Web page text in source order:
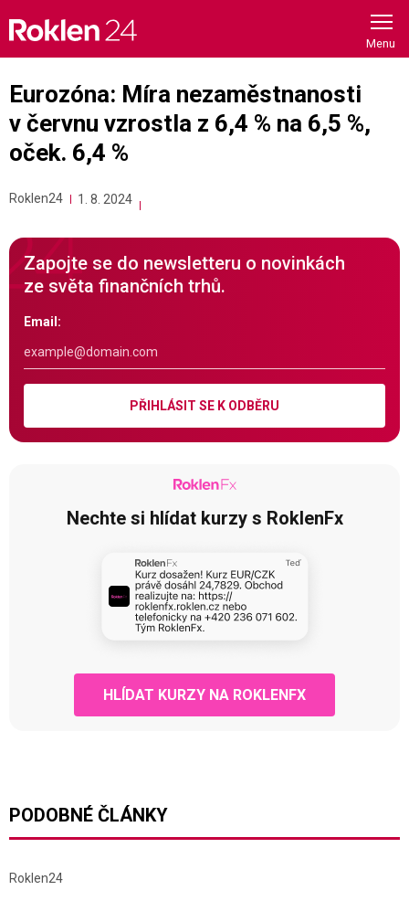
content
Eurozóna: Míra nezaměstnanosti
v červnu vzrostla z 6,4 % na 6,5 %,
oček. 6,4 %
Roklen24 1. 8. 2024
Zapojte se do newsletteru o novinkách
ze světa finančních trhů.
Email:
PŘIHLÁSIT SE K ODBĚRU
Nechte si hlídat kurzy s RoklenFx
HLÍDAT KURZY NA ROKLENFX
PODOBNÉ ČLÁNKY
Roklen24